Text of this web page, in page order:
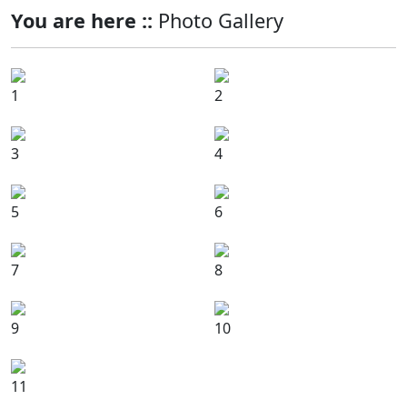
You are here :: Photo Gallery
1 2
3 4
5 6
7 8
9 10
11